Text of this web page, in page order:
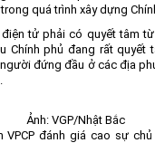
quá trình xây dựng
tử phải có quyết tâm
Chính phủ đang rất quyết
đứng đầu ở các địa
Ảnh: VGP/Nhật Bắc
VPCP đánh giá cao sự